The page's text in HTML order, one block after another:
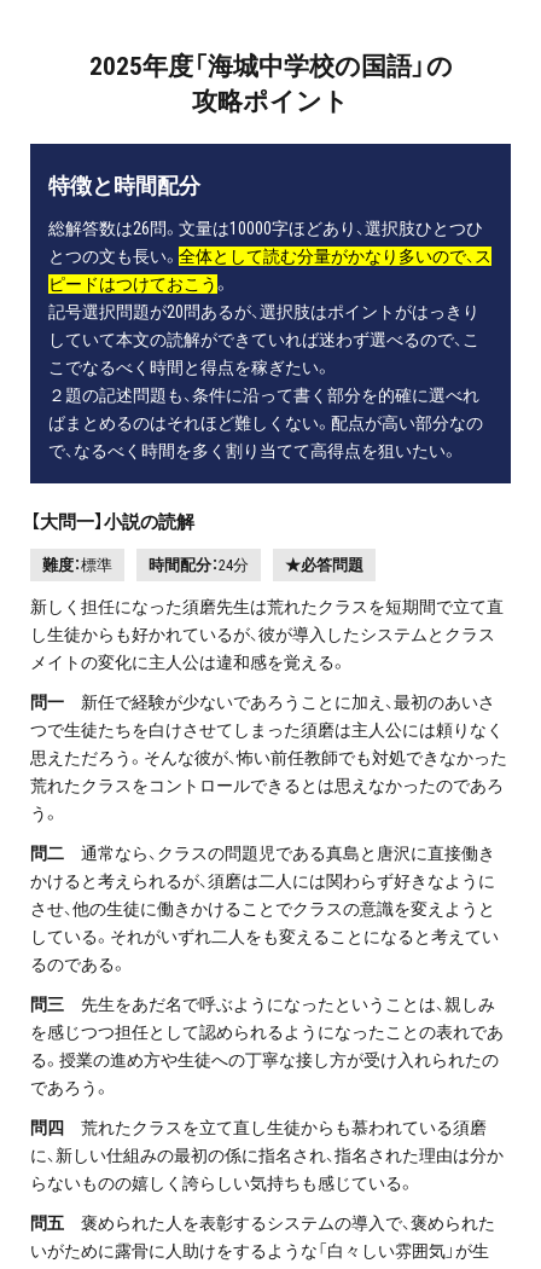
2025年度「海城中学校の国語」の
攻略ポイント
特徴と時間配分
総解答数は26問。文量は10000字ほどあり、選択肢ひとつひ
とつの文も長い。 全体として読む分量がかなり多いので、ス
ピードはつけておこう。
記号選択問題が20問あるが、選択肢はポイントがはっきり
していて本文の読解ができていれば迷わず選べるので、こ
こでなるべく時間と得点を稼ぎたい。
２題の記述問題も、条件に沿って書く部分を的確に選べれ
ばまとめるのはそれほど難しくない。配点が高い部分なの
で、なるべく時間を多く割り当てて高得点を狙いたい。
【大問一】小説の読解
難度：標準 時間配分：24分 ★必答問題
新しく担任になった須磨先生は荒れたクラスを短期間で立て直
し生徒からも好かれているが、彼が導入したシステムとクラス
メイトの変化に主人公は違和感を覚える。
問一 新任で経験が少ないであろうことに加え、最初のあいさ
つで生徒たちを白けさせてしまった須磨は主人公には頼りなく
思えただろう。そんな彼が、怖い前任教師でも対処できなかった
荒れたクラスをコントロールできるとは思えなかったのであろ
う。
問二 通常なら、クラスの問題児である真島と唐沢に直接働き
かけると考えられるが、須磨は二人には関わらず好きなように
させ、他の生徒に働きかけることでクラスの意識を変えようと
している。それがいずれ二人をも変えることになると考えてい
るのである。
問三 先生をあだ名で呼ぶようになったということは、親しみ
を感じつつ担任として認められるようになったことの表れであ
る。授業の進め方や生徒への丁寧な接し方が受け入れられたの
であろう。
問四
荒れたクラスを立て直し生徒からも慕われている須磨
に、新しい仕組みの最初の係に指名され、指名された理由は分か
らないものの嬉しく誇らしい気持ちも感じている。
問五 褒められた人を表彰するシステムの導入で、褒められた
いがために露骨に人助けをするような「白々しい雰囲気」が生